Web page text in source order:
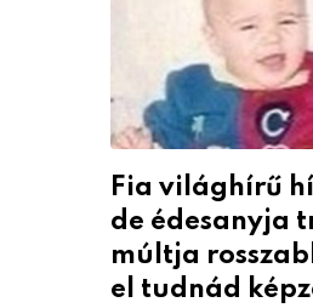
Fia világhírű
de édesanyja
múltja
el tudnád